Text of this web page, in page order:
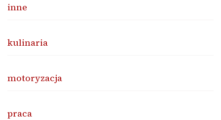
inne
kulinaria
motoryzacja
praca